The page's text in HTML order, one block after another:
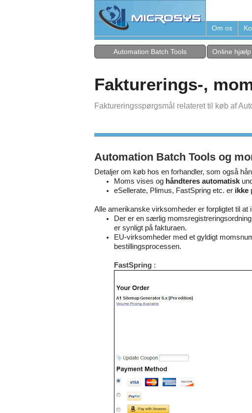
Om os
Automation Batch Tools Online hjælp
Fakturerings-,
Faktureringsspørgsmål relateret til køb af
Automation Batch Tools og
Detaljer om køb hos en forhandler, som også
Moms vises og håndteres automatisk
eSellerate, Plimus, FastSpring etc. er ikke
Alle amerikanske virksomheder er forpligtet til
Der er en særlig
er synligt på fakturaen.
EU-virksomheder med et gyldigt
bestillingsprocessen.
FastSpring :